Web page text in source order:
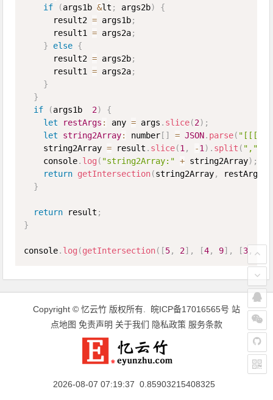
if
(args1b &lt ; args2b)
{
      result2
= args1b;
      result1
= args2a;
}
else {
      result2
= args2b;
      result1
= args2a;
}
}
if
(args1b 2)
{
let
restArgs : any = args . slice(2) ;
let
string2Array: number [ ] = JSON. parse( "[[["
    string2Array
= result . slice(1 , -1 ) . split ( ","
    console
. log ( "string2Array:" + string2Array) ;
return getIntersection(string2Array, restArgs
}
return result ;
}
console. log (getIntersection( [5, 2] , [4, 9] , [3 , 6
Copyright © 忆云竹 版权所有. 皖ICP备17016565号 站
点地图 免责声明 关于我们 隐私政策 服务条款
2026-08-07 07:19:37 0.85903215408325